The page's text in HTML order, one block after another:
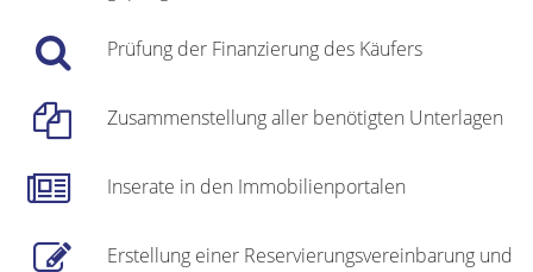
Prüfung der Finanzierung des Käufers
Zusammenstellung aller benötigten Unterlagen
Inserate in den Immobilienportalen
Erstellung einer Reservierungsvereinbarung und